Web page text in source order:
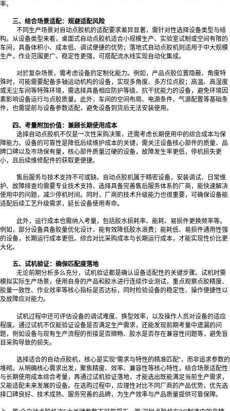
率。
三、结合场景适配：规避适配风险
不同生产场景对自动点胶机的适配要求差异显著，需针对性选择设备类型与结
构。从设备类型来看，桌面式自动点胶机适合小规模生产、实验室试制或空间有限的
车间，具备体积小、成本低、调试便捷的优势；落地式自动点胶机则适用于中大规模
生产，作业范围更广、稳定性更强，可搭配流水线实现自动化集成。
对於复杂场景，需考虑设备的定制化能力。例如，产品点胶位置隐蔽、角度特
殊时，可能需要配备多轴运动机构的设备，实现多角度、多方位点胶；高温、高湿度
或无尘车间等特殊环境，需选择具备相应防护等级、抗干扰能力的设备，避免环境因
素影响设备运行与点胶质量。此外，车间的空间布局、电源条件、气源配置等基础条
件，也需提前与设备参数适配，避免设备到货后无法安装使用。
四、考量附加价值：兼顾长期使用成本
选择自动点胶机不仅是一次性采购决策，还需考虑长期使用中的综合成本与保
障能力。设备的可靠性是降低后续维护成本的关键，需关注设备核心部件的质量、品
牌口碑以及市场保有量，核心部件质量过硬的设备，故障发生率更低，停机损失更
小，且后续维修配件的获取更便捷。
售后服务与技术支持不可或缺。自动点胶机属于精密设备，安装调试、日常维
护、故障排查均需要专业技术支持，选择具备完善售后服务体系的厂商，能快速解决
使用中的问题，减少停机时间。同时，厂商的技术升级能力也很重要，可确保设备能
适配后续工艺升级需求，延长设备使用寿命。
此外，运行成本也需纳入考量，包括胶水损耗率、能耗、易损件更换频率等。
例如，部分设备具备胶量优化设计，能有效降低胶水浪费；能耗低、易损件通用性强
的设备，长期运行成本更低。综合对比采购成本与长期运行成本，才能实现性价比更
大化。
五、试机验证：确保匹配度落地
无论前期分析多么充分，试机验证都是确认设备适配性的关键步骤。试机时需
模拟实际生产场景，使用自身的产品和胶水进行连续作业测试，重点观察点胶精度、
胶量一致性、作业效率等核心指标是否达标，同时检验设备的稳定性、操作便捷性以
及故障应对能力。
试机过程中还可评估设备的调试难度、换型效率，以及操作人员对设备的适应
程度。通过试机不仅能验证设备是否满足生产需求，还能发现前期考量中遗漏的问
题，例如设备与现有生产流程的衔接是否顺畅、胶水是否存在兼容性问题等，避免盲
目采购导致的损失。
选择适合的自动点胶机，核心是实现“需求与特性的精准匹配”，而非追求参数的
堆砌。从明确核心需求出发，聚焦精度、效率、兼容性等核心特性，结合场景适配性
与长期使用成本综合考量，再通过试机验证落地，才能选出既能满足当前生产需求，
又能适配未来发展的设备。在选购过程中，应理性对比不同厂商的产品优势，优先选
择口碑良好、技术成熟、服务完善的品牌，为生产效率与产品质量提供可靠保障。